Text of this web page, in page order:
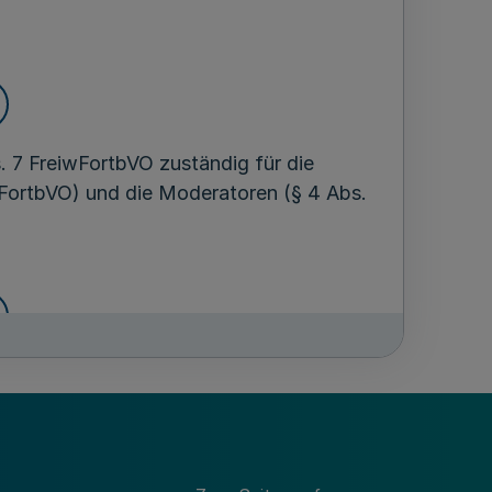
7 FreiwFortbVO zuständig für die
und die Moderatoren (§ 4 Abs.